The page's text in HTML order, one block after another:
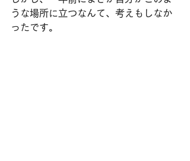
うな場所に立つなんて、考えもしなか
ったです。